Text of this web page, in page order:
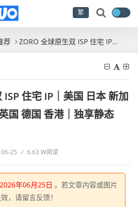
繁
荐 ZORO 全球原生双 ISP 住宅 IP｜美国 日本 新加坡 马来西亚 印尼 英国 德国 香港｜独享静态 IPv4
住宅 IP｜美国 日本 新加
国 德国 香港｜独享静态
06-25 / 6.63 W阅读
2026年06月25日 ，若文章内容或图片
，请留言反馈！